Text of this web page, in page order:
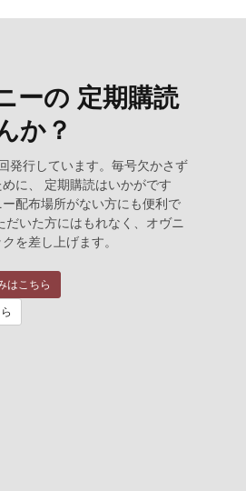
ーの 定期購読
か？
発行しています。毎号欠かさず
に、 定期購読はいかがです
配布場所がない方にも便利で
だいた方にはもれなく、オヴニ
を差し上げます。
はこちら